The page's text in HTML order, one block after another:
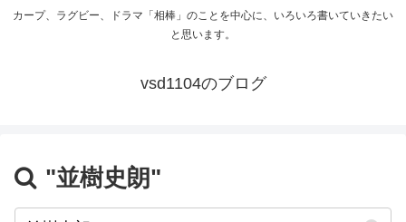
カープ、ラグビー、ドラマ「相棒」のことを中心に、いろいろ書いていきたい
と思います。
vsd1104のブログ
"並樹史朗"